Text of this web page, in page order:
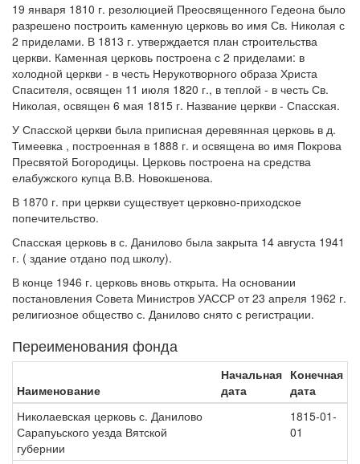
19 января 1810 г. резолюцией Преосвященного Гедеона было
разрешено построить каменную церковь во имя Св. Николая с
2 приделами. В 1813 г. утверждается план строительства
церкви. Каменная церковь построена с 2 приделами: в
холодной церкви - в честь Нерукотворного образа Христа
Спасителя, освящен 11 июля 1820 г., в теплой - в честь Св.
Николая, освящен 6 мая 1815 г. Название церкви - Спасская.
У Спасской церкви была приписная деревянная церковь в д.
Тимеевка , построенная в 1888 г. и освящена во имя Покрова
Пресвятой Богородицы. Церковь построена на средства
елабужского купца В.В. Новокшенова.
В 1870 г. при церкви существует церковно-приходское
попечительство.
Спасская церковь в с. Данилово была закрыта 14 августа 1941
г. ( здание отдано под школу).
В конце 1946 г. церковь вновь открыта. На основании
постановления Совета Министров УАССР от 23 апреля 1962 г.
религиозное общество с. Данилово снято с регистрации.
Переименования фонда
Наименование
Начальная
дата
Конечная
дата
Николаевская церковь с. Данилово
Сарапуьского уезда Вятской
губернии
1815-01-
01